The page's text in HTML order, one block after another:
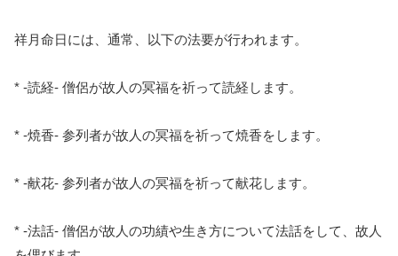
祥月命日には、通常、以下の法要が行われます。
* -読経- 僧侶が故人の冥福を祈って読経します。
* -焼香- 参列者が故人の冥福を祈って焼香をします。
* -献花- 参列者が故人の冥福を祈って献花します。
* -法話- 僧侶が故人の功績や生き方について法話をして、故人